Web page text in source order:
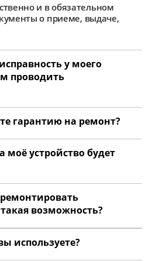
и в обязательном
о приеме, выдаче,
у моего
проводить
гарантию на ремонт?
моё устройство будет
возможность?
используете?